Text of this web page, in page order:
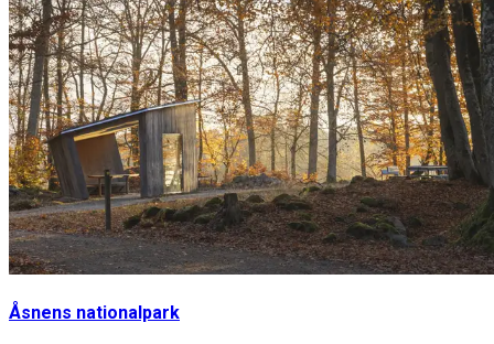
Åsnens nationalpark